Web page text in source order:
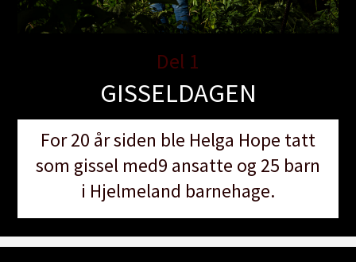
Del 1
GISSELDAGEN
For 20 år siden ble Helga Hope tatt
som gissel med9 ansatte og 25 barn
i Hjelmeland barnehage.